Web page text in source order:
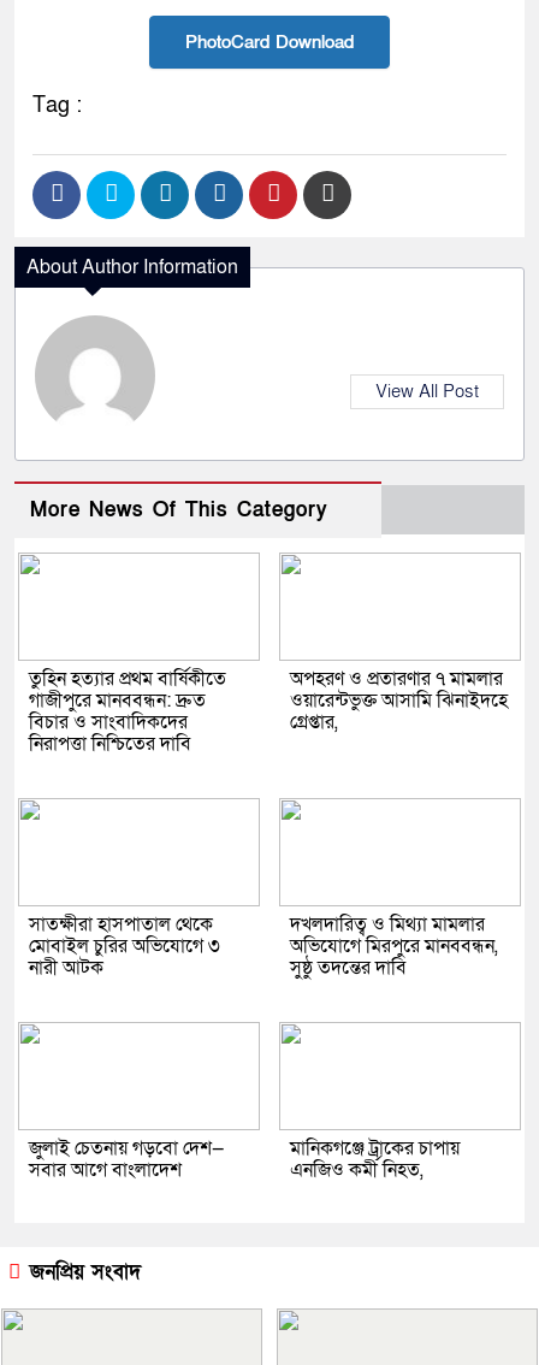
PhotoCard Download
Tag :
About Author Information
View All Post
More News Of This Category
তুহিন হত্যার প্রথম বার্ষিকীতে
গাজীপুরে মানববন্ধন: দ্রুত
বিচার ও সাংবাদিকদের
নিরাপত্তা নিশ্চিতের দাবি
অপহরণ ও প্রতারণার ৭ মামলার
ওয়ারেন্টভুক্ত আসামি ঝিনাইদহে
গ্রেপ্তার,
সাতক্ষীরা হাসপাতাল থেকে
মোবাইল চুরির অভিযোগে ৩
নারী আটক
দখলদারিত্ব ও মিথ্যা মামলার
অভিযোগে মিরপুরে মানববন্ধন,
সুষ্ঠু তদন্তের দাবি
জুলাই চেতনায় গড়বো দেশ—
সবার আগে বাংলাদেশ
মানিকগঞ্জে ট্রাকের চাপায়
এনজিও কর্মী নিহত,
জনপ্রিয় সংবাদ